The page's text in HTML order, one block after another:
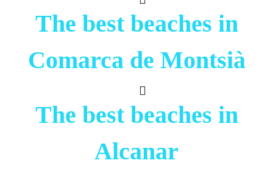
The best beaches in
Comarca de Montsià
The best beaches in
Alcanar